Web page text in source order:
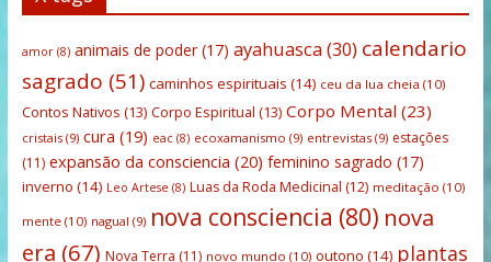
amor(8) animais de poder(17) ayahuasca(30) calendario
sagrado (51) caminhos espirituais (14) ceu da lua cheia (10)
Contos Nativos (13) Corpo Espiritual (13) Corpo Mental (23)
cristais(9) cura (19) eac(8) ecoxamanismo (9) entrevistas(9) estações
(11) expansão da consciencia (20) feminino sagrado (17)
inverno (14) Leo Artese (8) Luas da Roda Medicinal (12) meditação (10)
mente(10) nagual (9) nova consciencia (80) nova
era (67) Nova Terra (11) novo mundo (10) outono (14) plantas